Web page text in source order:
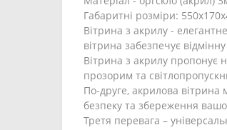
Габаритні розміри:
Вітрина з акрилу -
вітрина забезпечує
Вітрина з акрилу пропонує
прозорим та
По-друге, акрилова вітрина
безпеку та збереження
Третя перевага –